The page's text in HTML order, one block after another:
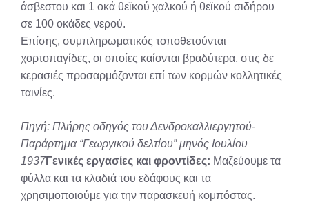
άσβεστου και 1 οκά θεϊκού χαλκού ή θεϊκού σιδήρου
σε 100 οκάδες νερού.
Επίσης, συμπληρωματικός τοποθετούνται
χορτοπαγίδες, οι οποίες καίονται βραδύτερα, στις δε
κερασιές προσαρμόζονται επί των κορμών κολλητικές
ταινίες.
Πηγή: Πλήρης οδηγός του Δενδροκαλλιεργητού-
Παράρτημα “Γεωργικού δελτίου” μηνός Ιουλίου
1937Γενικές εργασίες και φροντίδες: Μαζεύουμε τα
φύλλα και τα κλαδιά του εδάφους και τα
χρησιμοποιούμε για την παρασκευή κομπόστας.